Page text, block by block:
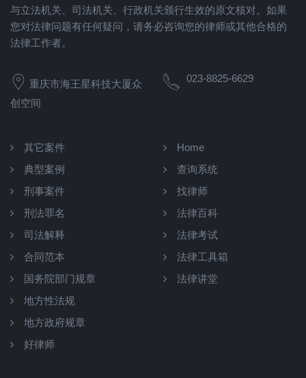
与立法机关、司法机关、行政机关颁行生效的原文核对。如果
您对法律问题有任何疑问，请务必咨询您的律师或其他合格的
法律工作者。
重庆市海王星科技大厦众
创空间
023-8825-6629
其它案件
典型案例
刑事案件
刑法罪名
司法解释
合同范本
国务院部门规章
地方性法规
地方政府规章
好律师
Home
查询系统
找律师
法律百科
法律考试
法律工具箱
法律讲堂